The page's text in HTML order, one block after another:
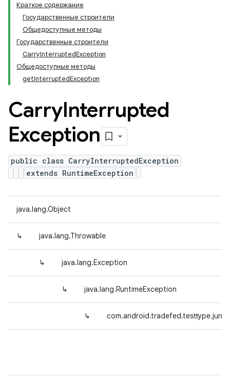
Краткое содержание
Государственные строители
Общедоступные методы
Государственные строители
CarryInterruptedException
Общедоступные методы
getInterruptedException
CarryInterrupted
Exception
public class CarryInterruptedException
extends RuntimeException
java.lang.Object
↳ java.lang.Throwable
↳ java.lang.Exception
↳ java.lang.RuntimeException
↳